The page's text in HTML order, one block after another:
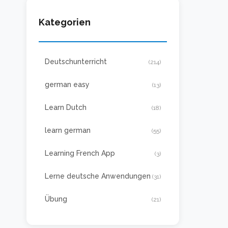
Kategorien
Deutschunterricht (214)
german easy (13)
Learn Dutch (18)
learn german (55)
Learning French App (3)
Lerne deutsche Anwendungen (31)
Übung (21)